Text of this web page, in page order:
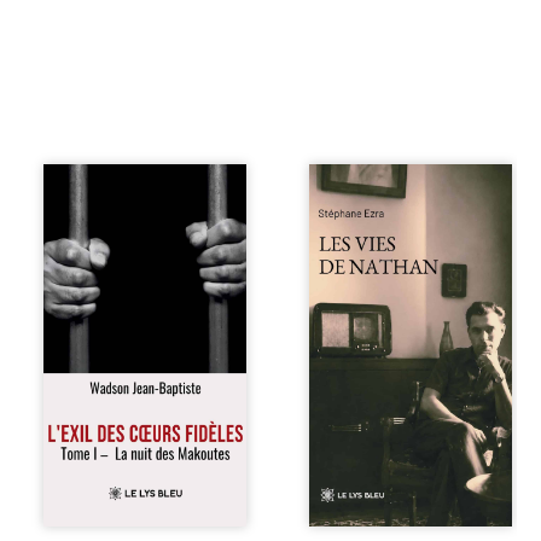
« Une nuit suffit
parfois pour briser
une famille… mais
certaines fidélités
traversent les
années. » Haïti,
sous la dictature
des Duvalier. La
peur s’étend
jusque dans les
villages les plus
reculés. À Bainet,
Jean-Joël Joli
mène une
avec sa famille.
Les vies de
Nathan est un
né en trois jours,
au printemps
2026. Pour la
première fois,
Stéphane Ezra,
médium, a pu
communiquer
avec son père,
disparu depuis
plus de vingt ans
et qu’il n’a jamais
connu. De ce
dialogue par-delà
la mort naissent